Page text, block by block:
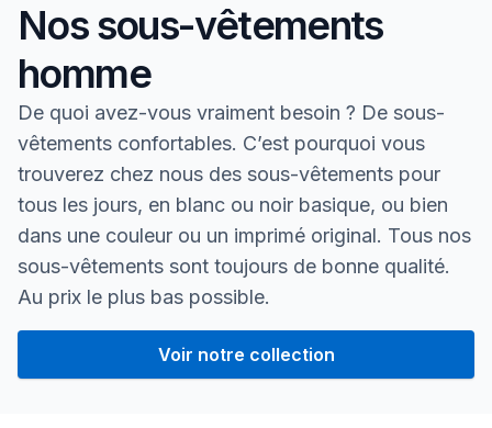
Nos sous-vêtements
homme
De quoi avez-vous vraiment besoin ? De sous-
vêtements confortables. C’est pourquoi vous
trouverez chez nous des sous-vêtements pour
tous les jours, en blanc ou noir basique, ou bien
dans une couleur ou un imprimé original. Tous nos
sous-vêtements sont toujours de bonne qualité.
Au prix le plus bas possible.
Voir notre collection